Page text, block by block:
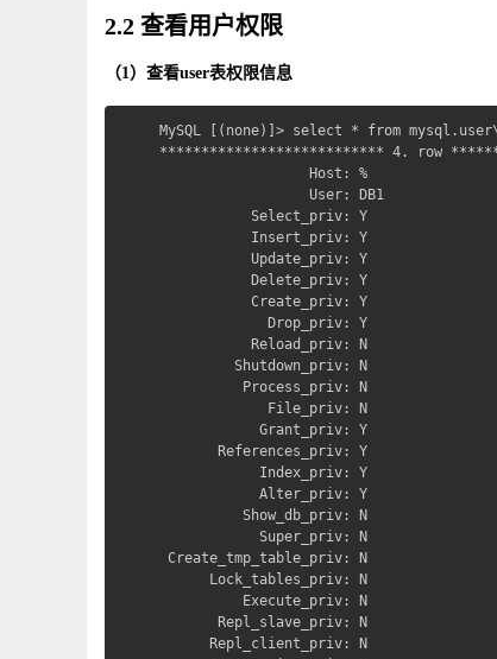
2.2 查看用户权限
（1）查看user表权限信息
MySQL [(none)]> select * from
*************************** 4. row
Host: %
User: DB1
Select_priv: Y
Insert_priv: Y
Update_priv: Y
Delete_priv: Y
Create_priv: Y
Drop_priv: Y
Reload_priv: N
Shutdown_priv: N
Process_priv: N
File_priv: N
Grant_priv: Y
References_priv: Y
Index_priv: Y
Alter_priv: Y
Show_db_priv: N
Super_priv: N
Create_tmp_table_priv: N
Lock_tables_priv: N
Execute_priv: N
Repl_slave_priv: N
Repl_client_priv: N